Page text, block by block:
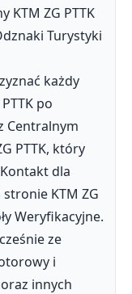
ZG PTTK
Turystyki
każdy
po
Centralnym
PTTK, który
dla
KTM ZG
Weryfikacyjne.
ze
i
innych